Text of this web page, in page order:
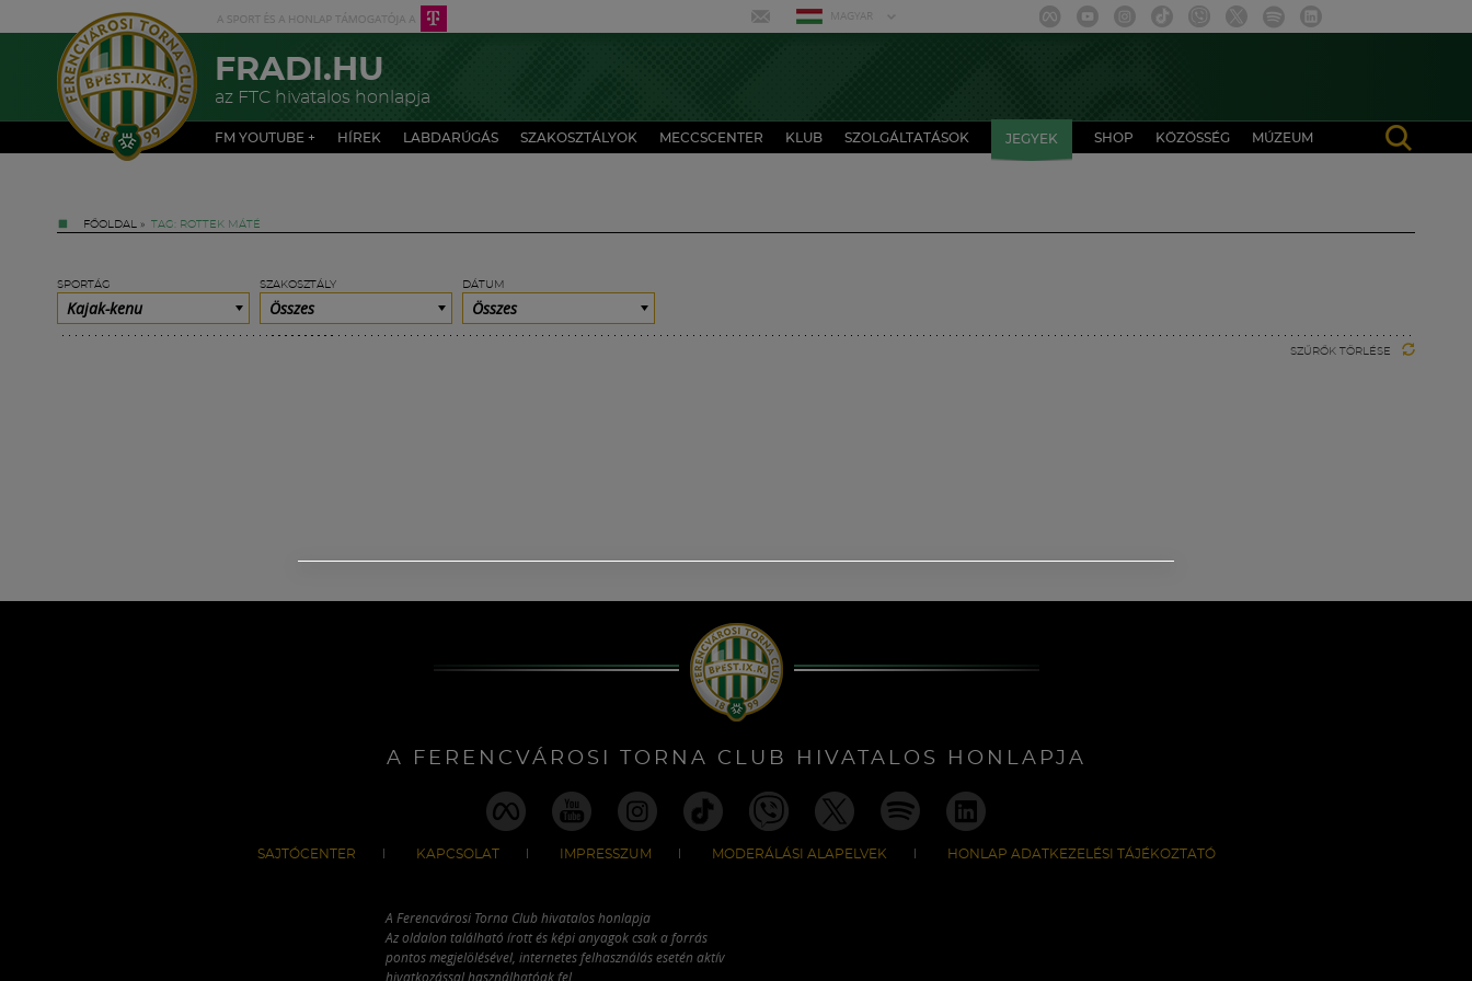
MAGYAR
FRADI.HU
az FTC hivatalos honlapja
FM YOUTUBE + HÍREK LABDARÚGÁS SZAKOSZTÁLYOK MECCSCENTER KLUB SZOLGÁLTATÁSOK JEGYEK SHOP KÖZÖSSÉG MÚZEUM
FŐOLDAL » TAG: ROTTEK MÁTÉ
SPORTÁG
Kajak-kenu
SZAKOSZTÁLY
Összes
DÁTUM
Összes
SZŰRŐK TÖRLÉSE
A FERENCVÁROSI TORNA CLUB HIVATALOS HONLAPJA
SAJTÓCENTER KAPCSOLAT IMPRESSZUM MODERÁLÁSI ALAPELVEK HONLAP ADATKEZELÉSI TÁJÉKOZTATÓ
A Ferencvárosi Torna Club hivatalos honlapja
Az oldalon található írott és képi anyagok csak a forrás
pontos megjelölésével, internetes felhasználás esetén aktív
hivatkozással használhatóak fel.